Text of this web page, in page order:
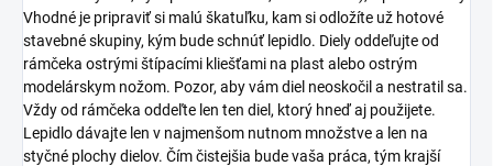
Vhodné je pripraviť si malú škatuľku, kam si odložíte už hotové
stavebné skupiny, kým bude schnúť lepidlo. Diely oddeľujte od
rámčeka ostrými štípacími kliešťami na plast alebo ostrým
modelárskym nožom. Pozor, aby vám diel neoskočil a nestratil sa.
Vždy od rámčeka oddeľte len ten diel, ktorý hneď aj použijete.
Lepidlo dávajte len v najmenšom nutnom množstve a len na
styčné plochy dielov. Čím čistejšia bude vaša práca, tým krajší